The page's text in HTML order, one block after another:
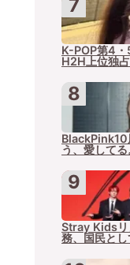
K-POP第4・
H2H上位独
BlackPink10
う、愛して
Stray Kidsリ
務、国民とし